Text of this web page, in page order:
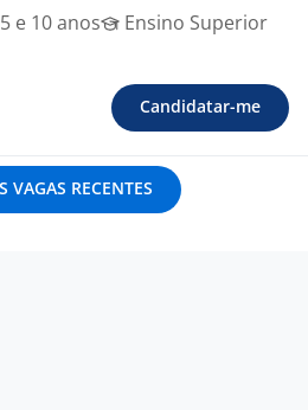
e 10 anos
Ensino Superior
Candidatar-me
VAGAS RECENTES